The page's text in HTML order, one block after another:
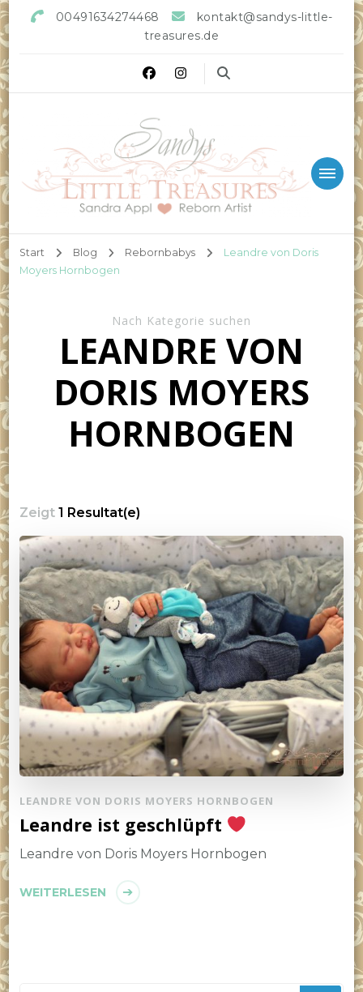
00491634274468
kontakt@sandys-little-
treasures.de
Start Blog Rebornbabys
Leandre von Doris
Moyers Hornbogen
Nach Kategorie suchen
LEANDRE VON
DORIS MOYERS
HORNBOGEN
Zeigt 1 Resultat(e)
LEANDRE VON DORIS MOYERS HORNBOGEN
Leandre ist geschlüpft
Leandre von Doris Moyers Hornbogen
WEITERLESEN